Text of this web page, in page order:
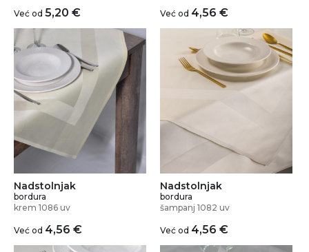
Već od 5,20 € Već od 4,56 €
Nadstolnjak
bordura
krem 1086 uv
Već od 4,56 €
Nadstolnjak
bordura
šampanj 1082 uv
Već od 4,56 €